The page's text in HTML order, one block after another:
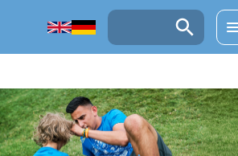
Keresés: